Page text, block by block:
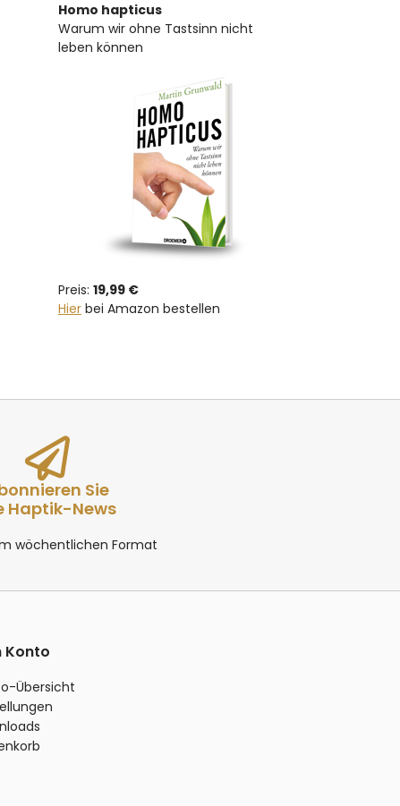
Homo hapticus
Warum wir ohne Tastsinn nicht
leben können
Preis: 19,99 €
Hier bei Amazon bestellen
Sie
Haptik-News
wöchentlichen Format
Konto
Übersicht